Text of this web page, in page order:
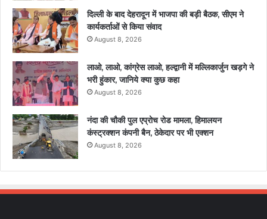
दिल्ली के बाद देहरादून में भाजपा की बड़ी बैठक, सीएम ने
कार्यकर्ताओं से किया संवाद
August 8, 2026
लाओ, लाओ, कांग्रेस लाओ, हल्द्वानी में मल्लिकार्जुन खड़गे ने
भरी हुंकार, जानिये क्या कुछ कहा
August 8, 2026
नंदा की चौकी पुल एप्रोच रोड मामला, हिमालयन
कंस्ट्रक्शन कंपनी बैन, ठेकेदार पर भी एक्शन
August 8, 2026